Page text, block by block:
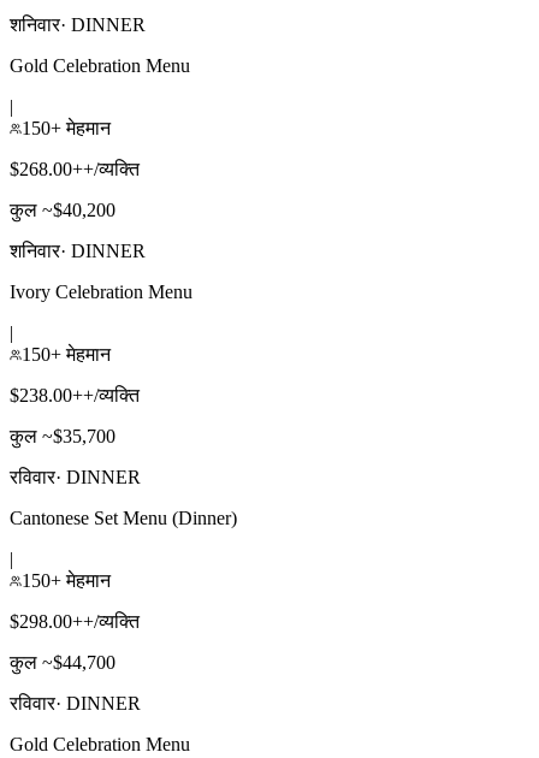
शनिवार· DINNER
Gold Celebration Menu
|
150+ मेहमान
$268.00++/व्यक्ति
कुल ~$40,200
शनिवार· DINNER
Ivory Celebration Menu
|
150+ मेहमान
$238.00++/व्यक्ति
कुल ~$35,700
रविवार· DINNER
Cantonese Set Menu (Dinner)
|
150+ मेहमान
$298.00++/व्यक्ति
कुल ~$44,700
रविवार· DINNER
Gold Celebration Menu